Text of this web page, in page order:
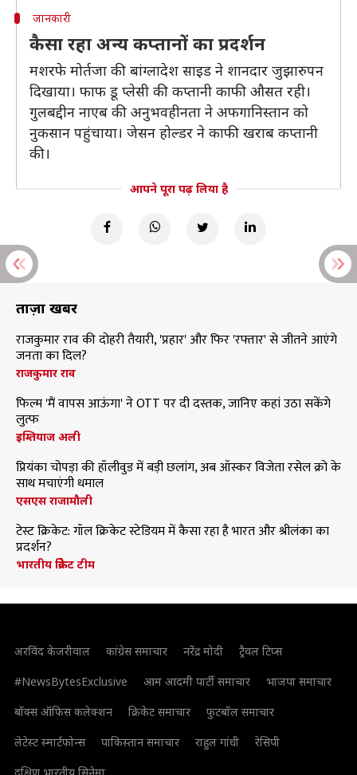
जानकारी
कैसा रहा अन्य कप्तानों का प्रदर्शन
मशरफे मोर्तजा की बांग्लादेश साइड ने शानदार जुझारुपन
दिखाया। फाफ डू प्लेसी की कप्तानी काफी औसत रही।
गुलबद्दीन नाएब की अनुभवहीनता ने अफगानिस्तान को
नुकसान पहुंचाया। जेसन होल्डर ने काफी खराब कप्तानी
की।
आपने पूरा पढ़ लिया है
ताज़ा खबरें
राजकुमार राव की दोहरी तैयारी, 'प्रहार' और फिर 'रफ्तार' से जीतने आएंगे
जनता का दिल?
राजकुमार राव
फिल्म 'मैं वापस आऊंगा' ने OTT पर दी दस्तक, जानिए कहां उठा सकेंगे
लुत्फ
इम्तियाज अली
प्रियंका चोपड़ा की हॉलीवुड में बड़ी छलांग, अब ऑस्कर विजेता रसेल क्रो के
साथ मचाएंगी धमाल
एसएस राजामौली
टेस्ट क्रिकेट: गॉल क्रिकेट स्टेडियम में कैसा रहा है भारत और श्रीलंका का
प्रदर्शन?
भारतीय क्रिकेट टीम
अरविंद केजरीवाल कांग्रेस समाचार नरेंद्र मोदी
ट्रैवल टिप्स
#NewsBytesExclusive
आम आदमी पार्टी समाचार
भाजपा समाचार
बॉक्स ऑफिस कलेक्शन
क्रिकेट समाचार
फुटबॉल समाचार
लेटेस्ट स्मार्टफोन्स
पाकिस्तान समाचार राहुल गांधी
रेसिपी